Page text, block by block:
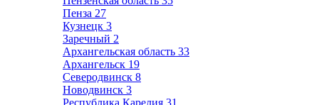
Пенза 27
Кузнецк 3
Заречный 2
Архангельская область 33
Архангельск 19
Северодвинск 8
Новодвинск 3
Республика Карелия 31